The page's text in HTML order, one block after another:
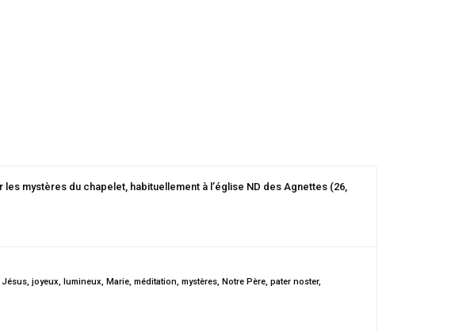
mystères du chapelet, habituellement à l’église ND des Agnettes (26,
Jésus, joyeux, lumineux, Marie, méditation, mystères, Notre Père, pater noster,